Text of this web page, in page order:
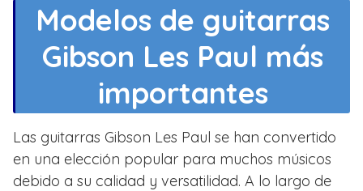
Modelos de guitarras
Gibson Les Paul más
importantes
Las guitarras Gibson Les Paul se han convertido
en una elección popular para muchos músicos
debido a su calidad y versatilidad. A lo largo de